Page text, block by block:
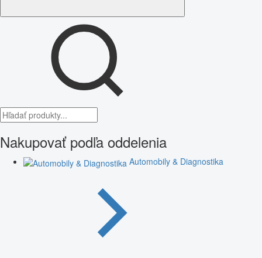
Nakupovať podľa oddelenia
Automobily & Diagnostika